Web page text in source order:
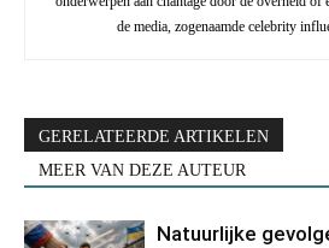
de media, zogenaamde celebrity
GERELATEERDE ARTIKELEN
MEER VAN DEZE AUTEUR
Natuurlijke